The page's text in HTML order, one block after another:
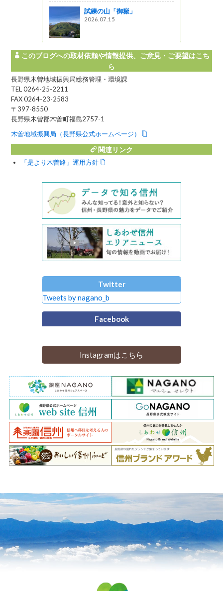
試練の山「御嶽」
2026.07.15
このブログへの取材依頼や情報提供、ご意見・ご要望はこち
ら
長野県木曽地域振興局総務管理・環境課
TEL 0264-25-2211
FAX 0264-23-2583
〒397-8550
長野県木曽郡木曽町福島2757-1
木曽地域振興局（長野県公式ホームページ）
関連リンク
「是より木曽路」運用方針
Twitter
Tweets by nagano_b
Facebook
Instagramはこちら